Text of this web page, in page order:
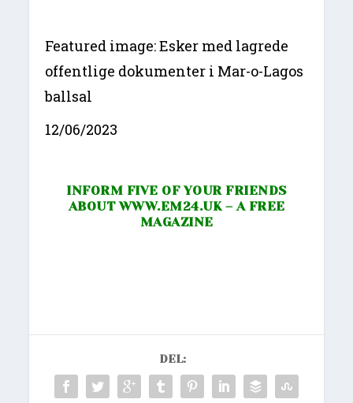
Featured image: Esker med lagrede
offentlige dokumenter i Mar-o-Lagos
ballsal
12/06/2023
INFORM FIVE OF YOUR FRIENDS
ABOUTWWW.EM24.UK – A FREE
MAGAZINE
DEL: